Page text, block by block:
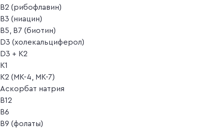
B2 (рибофлавин)
B3 (ниацин)
B5, B7 (биотин)
D3 (холекальциферол)
D3 + K2
K1
K2 (MK-4, MK-7)
Аскорбат натрия
В12
В6
В9 (фолаты)